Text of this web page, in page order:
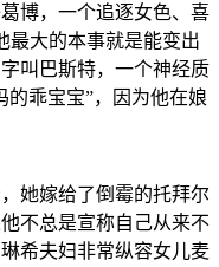
博，一个追逐女色、喜
最大的本事就是能变出
叫巴斯特，一个神经质
的乖宝宝”，因为他在娘
她嫁给了倒霉的托拜尔
不总是宣称自己从来不
希夫妇非常纵容女儿麦